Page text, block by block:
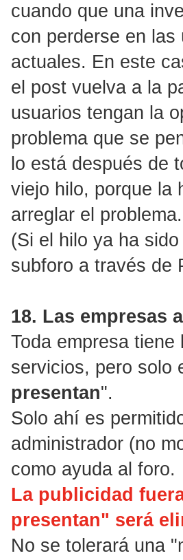
cuando que una
con perderse en
actuales. En este
el post vuelva a la
usuarios tengan la
problema que se
lo está después de
viejo hilo, porque la
arreglar el
(Si el hilo ya ha
subforo a través de
18. Las empresas
Toda empresa
servicios, pero solo
presentan".
Solo ahí es
administrador (no
como ayuda al foro.
La publicidad
presentan" será
No se tolerará una